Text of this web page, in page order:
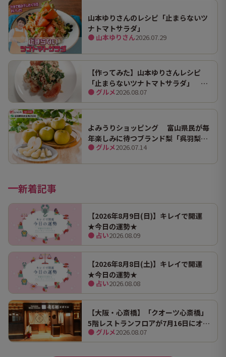
山本ゆりさんのレシピ「止まらないツ
ナトマトサラダ」
● 山本ゆりさん2026.07.29
【作ってみた】山本ゆりさんレシピ
「止まらないツナトマトサラダ」 ホ
ンマにうますぎて止まらん
● グルメ2026.08.07
よみうりショッピング 富山県民が毎
年楽しみに待つブランド梨「呉羽梨
（幸水）」限定100箱を特別販売！
● グルメ2026.07.14
新着記事
【2026年8月9日(日)】キレイで開運
★今日の運勢★
● 占い2026.08.09
【2026年8月8日(土)】キレイで開運
★今日の運勢★
● 占い2026.08.08
【大阪・心斎橋】「クオーツ心斎橋」
5階レストランフロアが7月16日にオー
プン！ 全国初・関西初出店を含む多彩
な9店舗
● グルメ2026.08.07